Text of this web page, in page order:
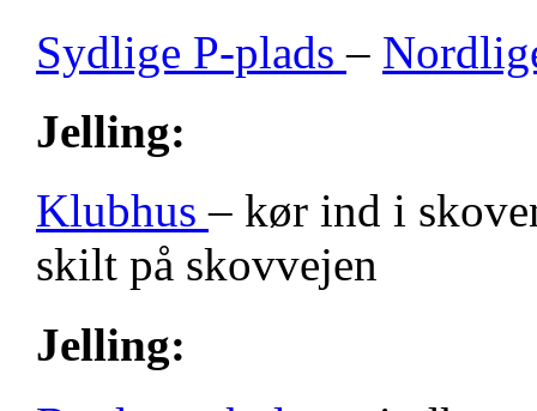
Sydlige P-plads–
Jelling:
Klubhus– kør ind i
skilt på skovvejen
Jelling: